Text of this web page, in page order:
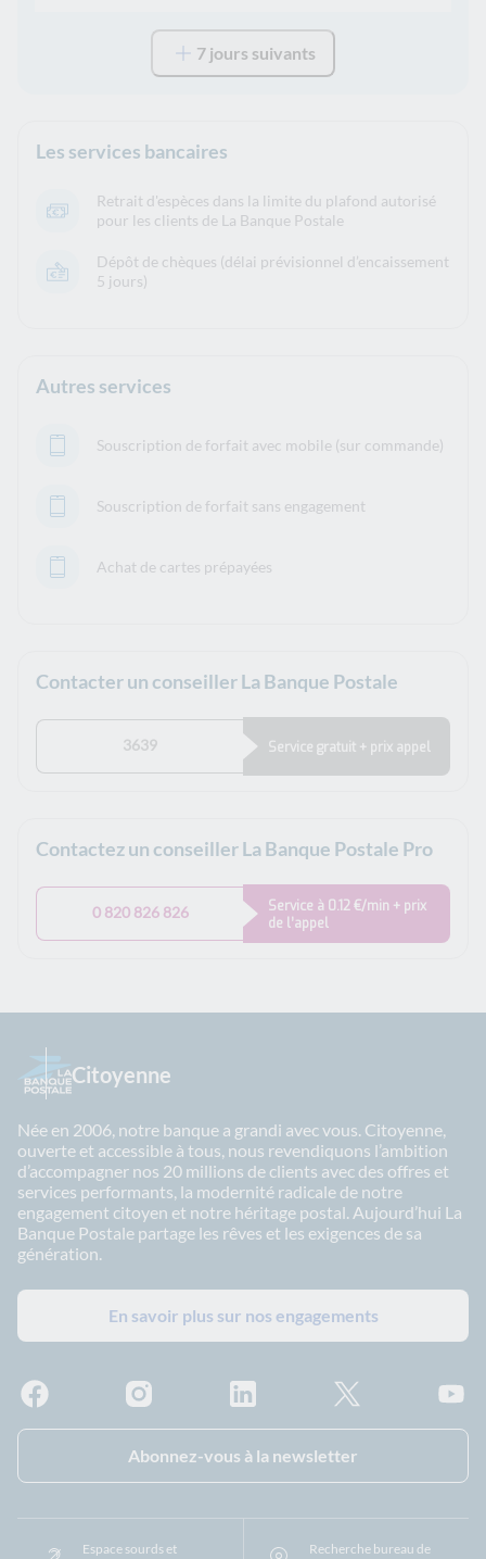
7 jours suivants
Les services bancaires
Retrait d'espèces dans la limite du plafond autorisé
pour les clients de La Banque Postale
Dépôt de chèques (délai prévisionnel d’encaissement
5 jours)
Autres services
Souscription de forfait avec mobile (sur commande)
Souscription de forfait sans engagement
Achat de cartes prépayées
Contacter un conseiller La Banque Postale
3639 Service gratuit + prix appel
Contactez un conseiller La Banque Postale Pro
0 820 826 826
Service à 0.12 €/min + prix
de l’appel
Citoyenne
Née en 2006, notre banque a grandi avec vous. Citoyenne,
ouverte et accessible à tous, nous revendiquons l’ambition
d’accompagner nos 20 millions de clients avec des offres et
services performants, la modernité radicale de notre
engagement citoyen et notre héritage postal. Aujourd’hui La
Banque Postale partage les rêves et les exigences de sa
génération.
En savoir plus sur nos engagements
Abonnez-vous à la newsletter
Espace sourds et
Recherche bureau de